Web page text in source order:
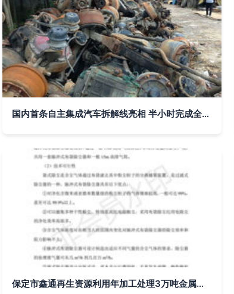
国内首条自主集成汽车拆解线亮相 半小时完成全车分解，推动再生资源高效加工
保定市鑫通再生资源利用年加工处理3万吨金属再生物料项目环境影响报告书解析